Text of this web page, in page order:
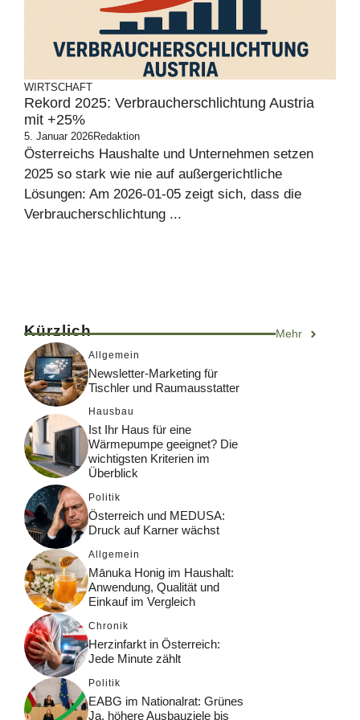
WIRTSCHAFT
Rekord 2025: Verbraucherschlichtung Austria
mit +25%
5. Januar 2026Redaktion
Österreichs Haushalte und Unternehmen setzen
2025 so stark wie nie auf außergerichtliche
Lösungen: Am 2026-01-05 zeigt sich, dass die
Verbraucherschlichtung ...
Kürzlich Mehr
Allgemein
Newsletter-Marketing für
Tischler und Raumausstatter
Hausbau
Ist Ihr Haus für eine
Wärmepumpe geeignet? Die
wichtigsten Kriterien im
Überblick
Politik
Österreich und MEDUSA:
Druck auf Karner wächst
Allgemein
Mānuka Honig im Haushalt:
Anwendung, Qualität und
Einkauf im Vergleich
Chronik
Herzinfarkt in Österreich:
Jede Minute zählt
Politik
EABG im Nationalrat: Grünes
Ja, höhere Ausbauziele bis